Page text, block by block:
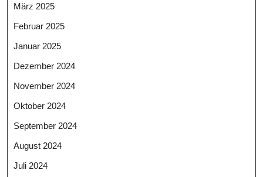
März 2025
Februar 2025
Januar 2025
Dezember 2024
November 2024
Oktober 2024
September 2024
August 2024
Juli 2024